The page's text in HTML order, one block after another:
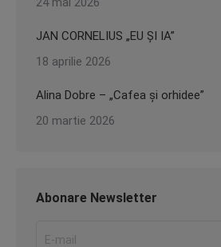
JAN CORNELIUS „EU ȘI IA”
18 aprilie 2026
Alina Dobre – „Cafea și orhidee”
20 martie 2026
Abonare Newsletter